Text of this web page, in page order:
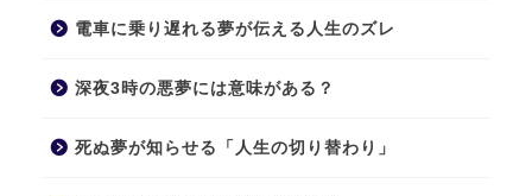
電車に乗り遅れる夢が伝える人生のズレ
深夜3時の悪夢には意味がある？
死ぬ夢が知らせる「人生の切り替わり」